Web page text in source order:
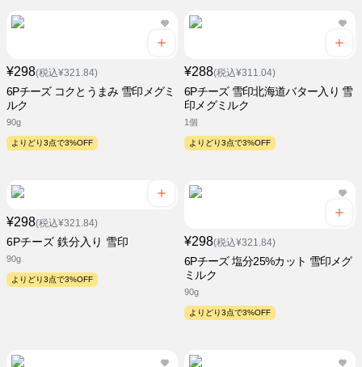
¥298(税込¥321.84)
6Pチーズ コクとうまみ 雪印メグミ
ルク
90g
よりどり3点で3%OFF
¥288(税込¥311.04)
6Pチーズ 雪印北海道バター入り 雪
印メグミルク
1個
よりどり3点で3%OFF
¥298(税込¥321.84)
6Pチーズ 鉄分入り 雪印
90g
よりどり3点で3%OFF
¥298(税込¥321.84)
6Pチーズ 塩分25%カット 雪印メグ
ミルク
90g
よりどり3点で3%OFF